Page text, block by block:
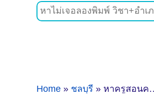
Home » ชลบุรี » หาครูสอนคณิตศาสตร์ที่ชลบุรี